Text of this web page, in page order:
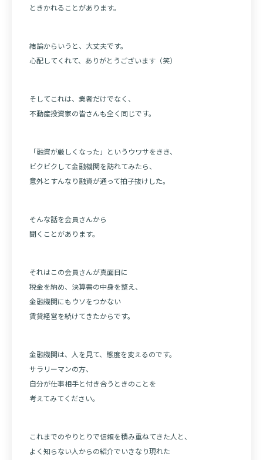
ときかれることがあります。
結論からいうと、大丈夫です。
心配してくれて、ありがとうございます（笑）
そしてこれは、業者だけでなく、
不動産投資家の皆さんも全く同じです。
「融資が厳しくなった」というウワサをきき、
ビクビクして金融機関を訪れてみたら、
意外とすんなり融資が通って拍子抜けした。
そんな話を会員さんから
聞くことがあります。
それはこの会員さんが真面目に
税金を納め、決算書の中身を整え、
金融機関にもウソをつかない
賃貸経営を続けてきたからです。
金融機関は、人を見て、態度を変えるのです。
サラリーマンの方、
自分が仕事相手と付き合うときのことを
考えてみてください。
これまでのやりとりで信頼を積み重ねてきた人と、
よく知らない人からの紹介でいきなり現れた